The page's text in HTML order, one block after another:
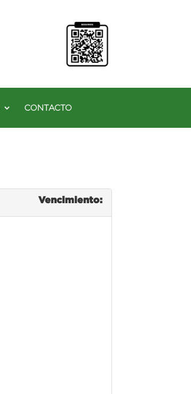
CONTACTO
Vencimiento: